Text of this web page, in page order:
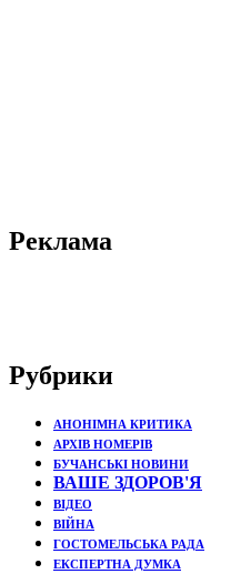
Реклама
Рубрики
АНОНІМНА КРИТИКА
АРХІВ НОМЕРІВ
БУЧАНСЬКІ НОВИНИ
ВАШЕ ЗДОРОВ'Я
ВІДЕО
ВІЙНА
ГОСТОМЕЛЬСЬКА РАДА
ЕКСПЕРТНА ДУМКА